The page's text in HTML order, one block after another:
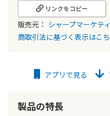
リンクをコピー
販売元： シャープマーケテ
商取引法に基づく表示はこち
アプリで見る
製品の特長